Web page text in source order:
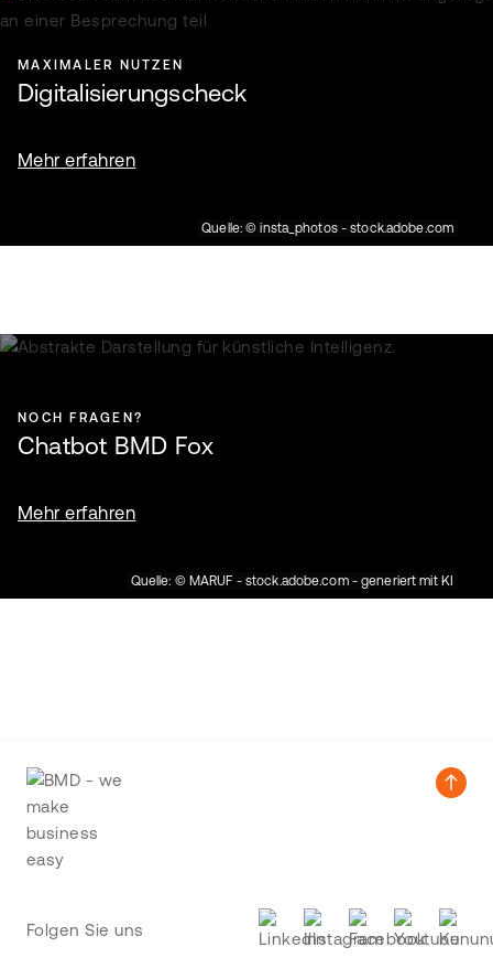
Quelle: © insta_photos - stock.adobe.com
MAXIMALER NUTZEN
Digitalisierungscheck
Mehr erfahren
Quelle: © MARUF - stock.adobe.com - generiert mit KI
NOCH FRAGEN?
Chatbot BMD Fox
Mehr erfahren
Folgen Sie uns